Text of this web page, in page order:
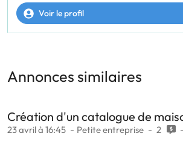
Voir le profil
Annonces similaires
Création d'un catalogue de
23 avril à 16:45 Petite entreprise 2